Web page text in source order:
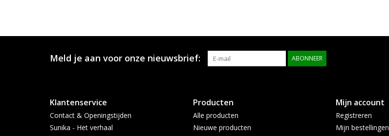
Meld je aan voor onze nieuwsbrief: ABONNEER
Klantenservice
Contact & Openingstijden
Sunika - Het verhaal
Producten
Alle producten
Nieuwe producten
Mijn account
Registreren
Mijn bestellingen